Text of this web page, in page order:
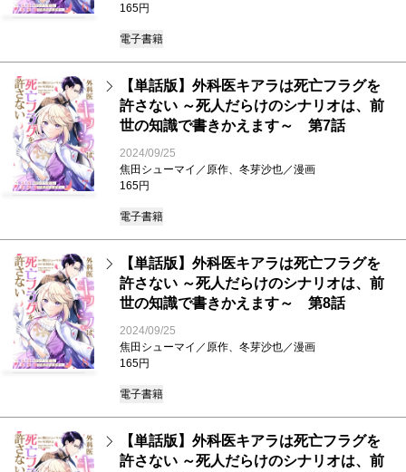
165円
電子書籍
【単話版】外科医キアラは死亡フラグを
許さない ～死人だらけのシナリオは、前
世の知識で書きかえます～ 第7話
2024/09/25
焦田シューマイ／原作、冬芽沙也／漫画
165円
電子書籍
【単話版】外科医キアラは死亡フラグを
許さない ～死人だらけのシナリオは、前
世の知識で書きかえます～ 第8話
2024/09/25
焦田シューマイ／原作、冬芽沙也／漫画
165円
電子書籍
【単話版】外科医キアラは死亡フラグを
許さない ～死人だらけのシナリオは、前